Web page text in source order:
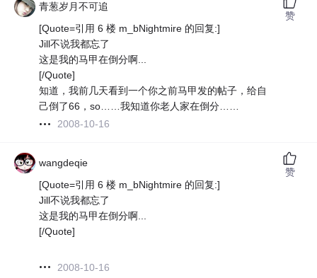
青葱岁月不可追
[Quote=引用 6 楼 m_bNightmire 的回复:]
Jill不说我都忘了
这是我的马甲在倒分啊...
[/Quote]
知道，我前几天看到一个你之前马甲发的帖子，给自
己倒了66，so……我知道你老人家在倒分……
2008-10-16
赞
wangdeqie
[Quote=引用 6 楼 m_bNightmire 的回复:]
Jill不说我都忘了
这是我的马甲在倒分啊...
[/Quote]
2008-10-16
赞